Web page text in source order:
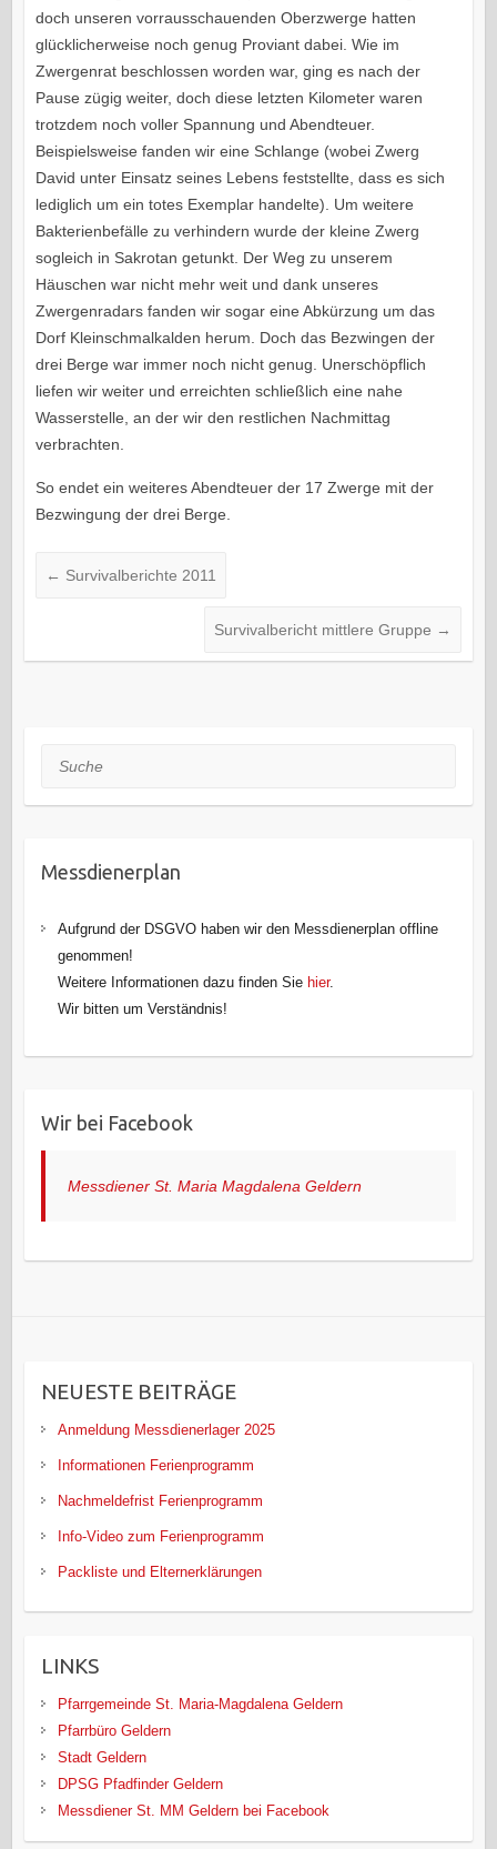
doch unseren vorrausschauenden Oberzwerge hatten
glücklicherweise noch genug Proviant dabei. Wie im
Zwergenrat beschlossen worden war, ging es nach der
Pause zügig weiter, doch diese letzten Kilometer waren
trotzdem noch voller Spannung und Abendteuer.
Beispielsweise fanden wir eine Schlange (wobei Zwerg
David unter Einsatz seines Lebens feststellte, dass es sich
lediglich um ein totes Exemplar handelte). Um weitere
Bakterienbefälle zu verhindern wurde der kleine Zwerg
sogleich in Sakrotan getunkt. Der Weg zu unserem
Häuschen war nicht mehr weit und dank unseres
Zwergenradars fanden wir sogar eine Abkürzung um das
Dorf Kleinschmalkalden herum. Doch das Bezwingen der
drei Berge war immer noch nicht genug. Unerschöpflich
liefen wir weiter und erreichten schließlich eine nahe
Wasserstelle, an der wir den restlichen Nachmittag
verbrachten.
So endet ein weiteres Abendteuer der 17 Zwerge mit der
Bezwingung der drei Berge.
← Survivalberichte 2011
Survivalbericht mittlere Gruppe →
Suche
Messdienerplan
Aufgrund der DSGVO haben wir den Messdienerplan offline
genommen!
Weitere Informationen dazu finden Sie hier.
Wir bitten um Verständnis!
Wir bei Facebook
Messdiener St. Maria Magdalena Geldern
NEUESTE BEITRÄGE
Anmeldung Messdienerlager 2025
Informationen Ferienprogramm
Nachmeldefrist Ferienprogramm
Info-Video zum Ferienprogramm
Packliste und Elternerklärungen
LINKS
Pfarrgemeinde St. Maria-Magdalena Geldern
Pfarrbüro Geldern
Stadt Geldern
DPSG Pfadfinder Geldern
Messdiener St. MM Geldern bei Facebook